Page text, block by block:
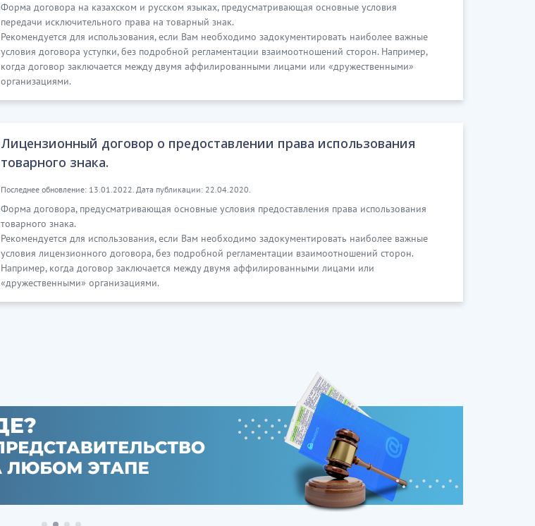
Форма договора на казахском и русском языках, предусматривающая основные условия
передачи исключительного права на товарный знак.
Рекомендуется для использования, если Вам необходимо задокументировать наиболее важные
условия договора уступки, без подробной регламентации взаимоотношений сторон. Например,
когда договор заключается между двумя аффилированными лицами или «дружественными»
организациями.
Лицензионный договор о предоставлении права использования
товарного знака.
Последнее обновление: 13.01.2022. Дата публикации: 22.04.2020.
Форма договора, предусматривающая основные условия предоставления права использования
товарного знака.
Рекомендуется для использования, если Вам необходимо задокументировать наиболее важные
условия лицензионного договора, без подробной регламентации взаимоотношений сторон.
Например, когда договор заключается между двумя аффилированными лицами или
«дружественными» организациями.